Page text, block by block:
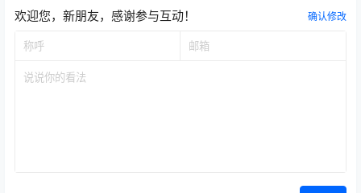
欢迎您，新朋友，感谢参与互动！ 确认修改